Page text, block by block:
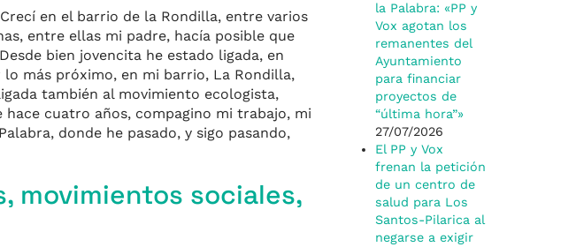
en el barrio de la Rondilla, entre varios
entre ellas mi padre, hacía posible que
bien jovencita he estado ligada, en
más próximo, en mi barrio, La Rondilla,
también al movimiento ecologista,
hace cuatro años, compagino mi trabajo, mi
donde he pasado, y sigo pasando,
movimientos sociales,
la Palabra: «PP y
Vox agotan los
remanentes del
Ayuntamiento
para financiar
proyectos de
“última hora”»
27/07/2026
El PP y Vox
frenan la petición
de un centro de
salud para Los
Santos-Pilarica al
negarse a exigir